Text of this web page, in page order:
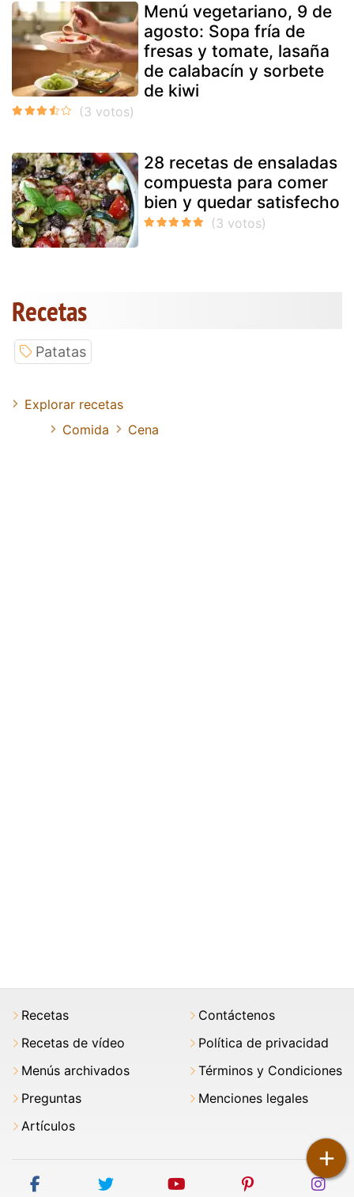
+
Menú vegetariano, 9 de
agosto: Sopa fría de
fresas y tomate, lasaña
de calabacín y sorbete
de kiwi
28 recetas de ensaladas
compuesta para comer
bien y quedar satisfecho
Recetas
Patatas
Explorar recetas
Comida
Cena
Recetas
Recetas de vídeo
Menús archivados
Preguntas
Artículos
Contáctenos
Política de privacidad
Términos y Condiciones
Menciones legales
facebook twitter youtube pinterest